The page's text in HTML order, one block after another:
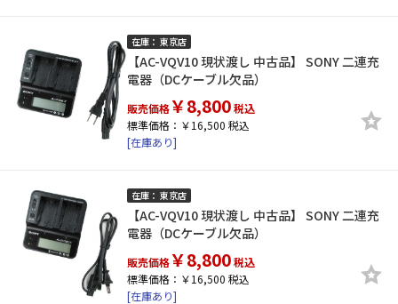
在庫： 東京店
【AC-VQV10 現状渡し 中古品】 SONY 二連充
電器（DCケーブル欠品）
販売価格￥8,800税込
標準価格：￥16,500 税込
[在庫あり]
在庫： 東京店
【AC-VQV10 現状渡し 中古品】 SONY 二連充
電器（DCケーブル欠品）
販売価格￥8,800税込
標準価格：￥16,500 税込
[在庫あり]